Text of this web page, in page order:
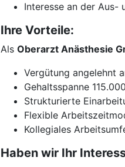
Interesse an der Aus-
Ihre Vorteile:
Als Oberarzt Anästhesie
Vergütung angelehnt
Gehaltsspanne
Strukturierte
Flexible
Kollegiales
Haben wir Ihr